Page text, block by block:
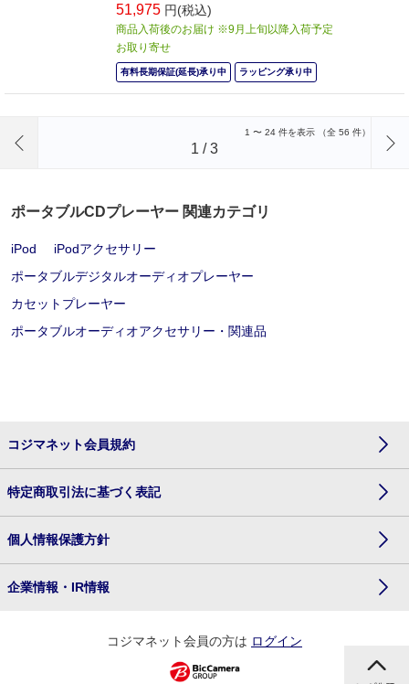
51,975 円(税込)
商品入荷後のお届け ※9月上旬以降入荷予定
お取り寄せ
有料長期保証(延長)承り中 ラッピング承り中
1 〜 24 件を表示 （全 56 件）
1 /3
ポータブルCDプレーヤー 関連カテゴリ
iPod
iPodアクセサリー
ポータブルデジタルオーディオプレーヤー
カセットプレーヤー
ポータブルオーディオアクセサリー・関連品
コジマネット会員規約
特定商取引法に基づく表記
個人情報保護方針
企業情報・IR情報
コジマネット会員の方は ログイン